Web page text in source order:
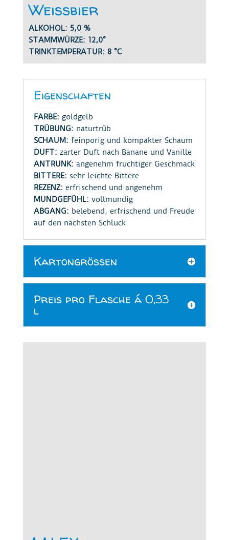
Weißbier
ALKOHOL: 5,0 %
STAMMWÜRZE: 12,0°
TRINKTEMPERATUR: 8 °C
Eigenschaften
FARBE: goldgelb
TRÜBUNG: naturtrüb
SCHAUM: feinporig und kompakter Schaum
DUFT: zarter Duft nach Banane und Vanille
ANTRUNK: angenehm fruchtiger Geschmack
BITTERE: sehr leichte Bittere
REZENZ: erfrischend und angenehm
MUNDGEFÜHL: vollmundig
ABGANG: belebend, erfrischend und Freude
auf den nächsten Schluck
Kartongrößen
Preis pro Flasche á 0,33
l